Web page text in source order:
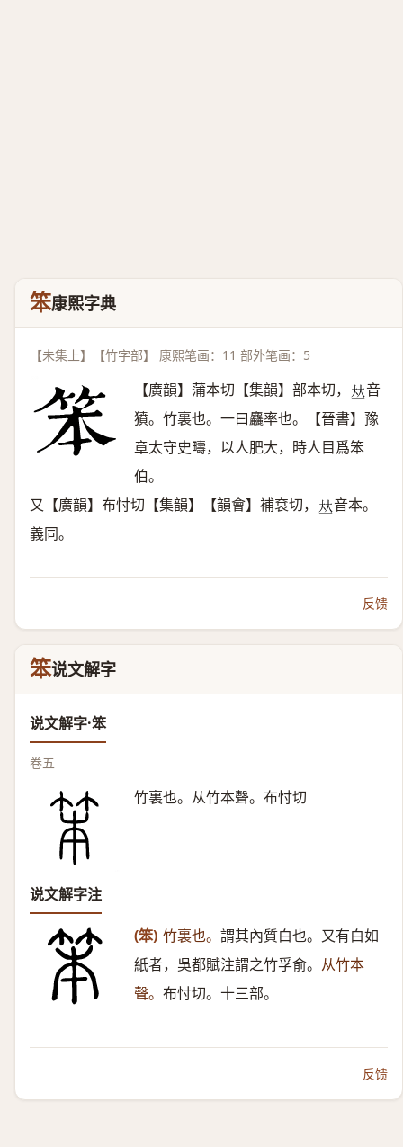
笨康熙字典
【未集上】【竹字部】 康熙笔画：11 部外笔画：5
【廣韻】蒲本切【集韻】部本切， 𠀤音
獖。竹裏也。一曰麤率也。【晉書】豫
章太守史疇，以人肥大，時人目爲笨
伯。
又【廣韻】布忖切【集韻】【韻會】補袞切， 𠀤音本。
義同。
反馈
笨说文解字
说文解字·笨
卷五
竹裏也。从竹本聲。布忖切
说文解字注
(笨) 竹裏也。 謂其內質白也。又有白如
紙者，吳都賦注謂之竹孚俞。 从竹本
聲。 布忖切。十三部。
反馈